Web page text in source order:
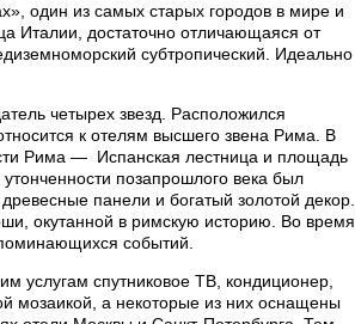
один из самых старых городов в мире и
Италии, достаточно отличающаяся от
субтропический. Идеально
четырех звезд. Расположился
к отелям высшего звена Рима. В
Рима — Испанская лестница и площадь
позапрошлого века был
панели и богатый золотой декор.
окутанной в римскую историю. Во время
событий.
услугам спутниковое ТВ, кондиционер,
мозаикой, а некоторые из них оснащены